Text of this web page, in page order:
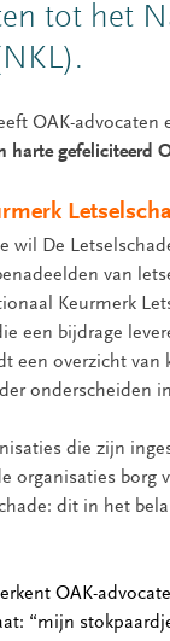
tot het
OAK-advocaten
harte gefeliciteerd
wil De
van
Keurmerk
een bijdrage
een overzicht van
onderscheiden
die zijn
organisaties borg
dit in het
OAK-
“mijn